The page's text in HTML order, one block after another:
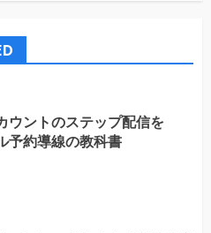
ウントのステップ配信を
予約導線の教科書